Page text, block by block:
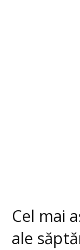
Cel mai
ale